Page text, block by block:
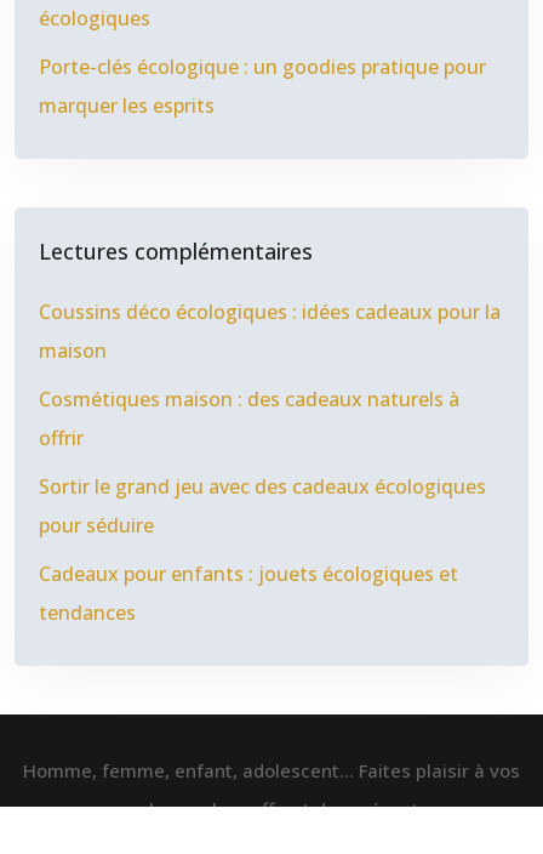
écologiques
Porte-clés écologique : un goodies pratique pour
marquer les esprits
Lectures complémentaires
Coussins déco écologiques : idées cadeaux pour la
maison
Cosmétiques maison : des cadeaux naturels à
offrir
Sortir le grand jeu avec des cadeaux écologiques
pour séduire
Cadeaux pour enfants : jouets écologiques et
tendances
Homme, femme, enfant, adolescent… Faites plaisir à vos
proches en leur offrant des présents.